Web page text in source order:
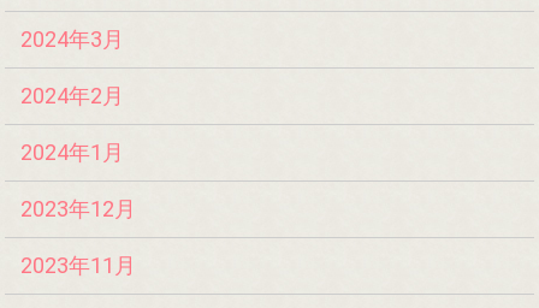
2024年3月
2024年2月
2024年1月
2023年12月
2023年11月